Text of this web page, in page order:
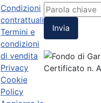
Condizioni
contrattuali
Termini e
condizioni
di vendita
Privacy
Cookie
Policy
Invia
Certificato n.